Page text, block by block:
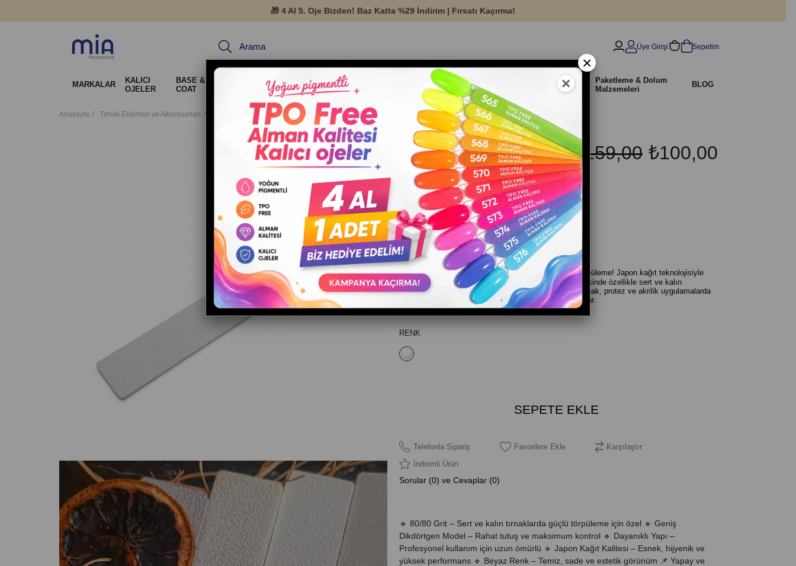
Üye Girişi Sepetim
MARKALAR
KALICI
OJELER
BASE & TOP
COAT
Jel Sistemleri ve Protez
Tırnak Ürünleri
Malzemeleri
Tırnak Ekipman ve
Aksesuarları
İndirimli
Ürünler
Paketleme & Dolum
Malzemeleri
BLOG
Anasayfa Tırnak Ekipman ve Aksesuarları Törpü & Buffer Japon kağıt Törpü geniş dikdörtgen beyaz 80/80
Japon kağıt
Törpü geniş
dikdörtgen
beyaz 80/80
₺159,00 ₺100,00
Barkod :
4627145903551
İndirim Oranı : %
İndirim
✨ Güç ve Kontrol – Sert Tırnaklar İçin Profesyonel Törpüleme! Japon kağıt teknolojisiyle
üretilmiş geniş dikdörtgen törpü, 80/80 grit özelliği sayesinde özellikle sert ve kalın
tırnaklarda hızlı ve etkili şekillendirme sağlar. Yapay tırnak, protez ve akrilik uygulamalarda
ideal olup, dayanıklı yapısıyla uzun süreli kullanım sunar.
RENK
Telefonla Sipariş Favorilere Ekle
Karşılaştır
İndirimli Ürün
Sorular (0) ve Cevaplar (0)
🔹 80/80 Grit – Sert ve kalın tırnaklarda güçlü törpüleme için özel 🔹 Geniş
Dikdörtgen Model – Rahat tutuş ve maksimum kontrol 🔹 Dayanıklı Yapı –
Profesyonel kullanım için uzun ömürlü 🔹 Japon Kağıt Kalitesi – Esnek, hijyenik ve
yüksek performans 🔹 Beyaz Renk – Temiz, sade ve estetik görünüm 📌 Yapay ve
×